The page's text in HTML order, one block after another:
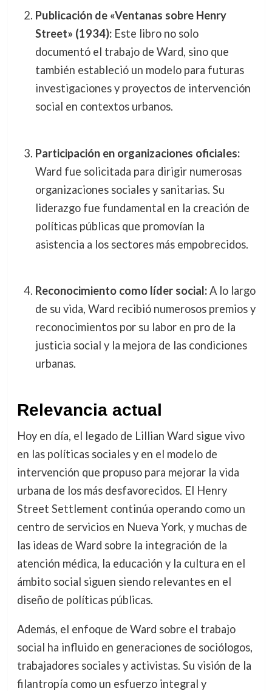
Publicación de «Ventanas sobre Henry
Street» (1934):Este libro no solo
documentó el trabajo de Ward, sino que
también estableció un modelo para futuras
investigaciones y proyectos de intervención
social en contextos urbanos.
Participación en organizaciones oficiales:
Ward fue solicitada para dirigir numerosas
organizaciones sociales y sanitarias. Su
liderazgo fue fundamental en la creación de
políticas públicas que promovían la
asistencia a los sectores más empobrecidos.
Reconocimiento como líder social:A lo largo
de su vida, Ward recibió numerosos premios y
reconocimientos por su labor en pro de la
justicia social y la mejora de las condiciones
urbanas.
Relevancia actual
Hoy en día, el legado de Lillian Ward sigue vivo
en las políticas sociales y en el modelo de
intervención que propuso para mejorar la vida
urbana de los más desfavorecidos. El Henry
Street Settlement continúa operando como un
centro de servicios en Nueva York, y muchas de
las ideas de Ward sobre la integración de la
atención médica, la educación y la cultura en el
ámbito social siguen siendo relevantes en el
diseño de políticas públicas.
Además, el enfoque de Ward sobre el trabajo
social ha influido en generaciones de sociólogos,
trabajadores sociales y activistas. Su visión de la
filantropía como un esfuerzo integral y